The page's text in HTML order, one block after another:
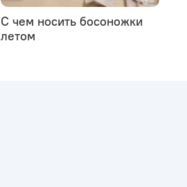
С чем носить босоножки
летом